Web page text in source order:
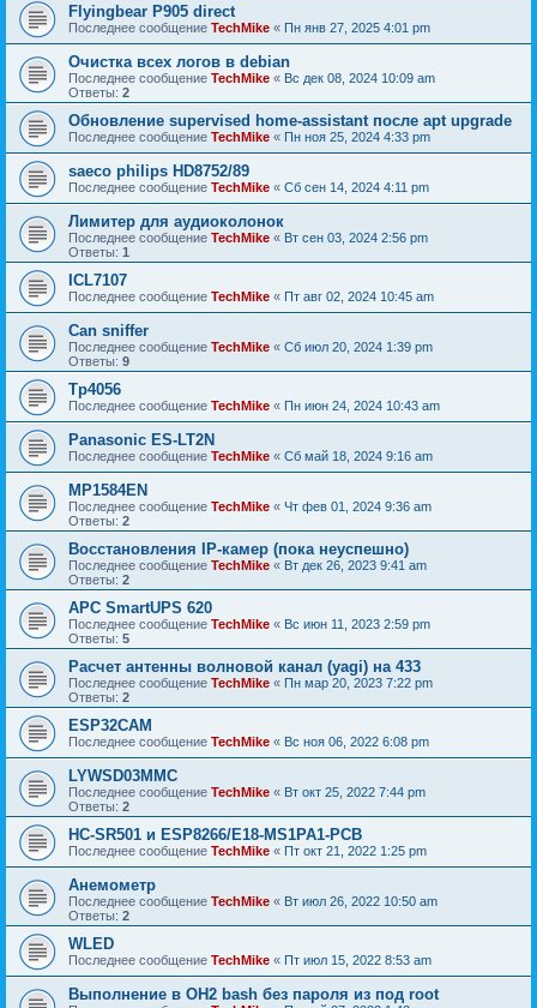
Flyingbear P905 direct
Последнее сообщение TechMike « Пн янв 27, 2025 4:01 pm
Очистка всех логов в debian
Последнее сообщение TechMike « Вс дек 08, 2024 10:09 am
Ответы: 2
Обновление supervised home-assistant после apt upgrade
Последнее сообщение TechMike « Пн ноя 25, 2024 4:33 pm
saeco philips HD8752/89
Последнее сообщение TechMike « Сб сен 14, 2024 4:11 pm
Лимитер для аудиоколонок
Последнее сообщение TechMike « Вт сен 03, 2024 2:56 pm
Ответы: 1
ICL7107
Последнее сообщение TechMike « Пт авг 02, 2024 10:45 am
Can sniffer
Последнее сообщение TechMike « Сб июл 20, 2024 1:39 pm
Ответы: 9
Tp4056
Последнее сообщение TechMike « Пн июн 24, 2024 10:43 am
Panasonic ES-LT2N
Последнее сообщение TechMike « Сб май 18, 2024 9:16 am
MP1584EN
Последнее сообщение TechMike « Чт фев 01, 2024 9:36 am
Ответы: 2
Восстановления IP-камер (пока неуспешно)
Последнее сообщение TechMike « Вт дек 26, 2023 9:41 am
Ответы: 2
APC SmartUPS 620
Последнее сообщение TechMike « Вс июн 11, 2023 2:59 pm
Ответы: 5
Расчет антенны волновой канал (yagi) на 433
Последнее сообщение TechMike « Пн мар 20, 2023 7:22 pm
Ответы: 2
ESP32CAM
Последнее сообщение TechMike « Вс ноя 06, 2022 6:08 pm
LYWSD03MMC
Последнее сообщение TechMike « Вт окт 25, 2022 7:44 pm
Ответы: 2
HC-SR501 и ESP8266/E18-MS1PA1-PCB
Последнее сообщение TechMike « Пт окт 21, 2022 1:25 pm
Анемометр
Последнее сообщение TechMike « Вт июл 26, 2022 10:50 am
Ответы: 2
WLED
Последнее сообщение TechMike « Пт июл 15, 2022 8:53 am
Выполнение в OH2 bash без пароля из под root